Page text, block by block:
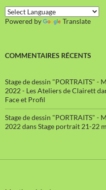
Powered by Translate
COMMENTAIRES RÉCENTS
Stage de dessin "PORTRAITS" -
2022 - Les Ateliers de Clairett
Face et Profil
Stage de dessin "PORTRAITS" -
2022dansStage portrait 21-22